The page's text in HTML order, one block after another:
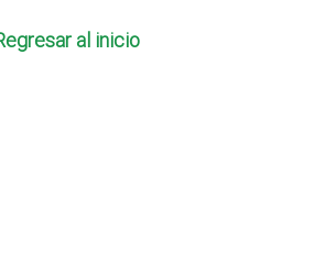
al inicio